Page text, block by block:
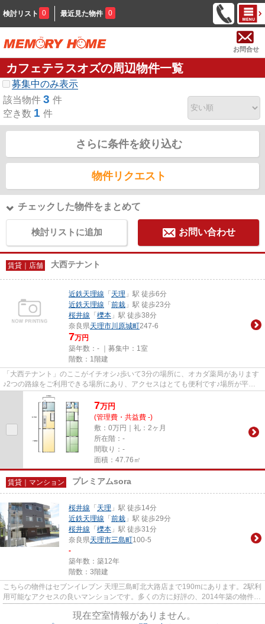
検討リスト 0 最近見た物件 0
お問合せ
カフェテラスオズの周辺物件一覧
募集中のみ表示
該当物件 3 件
空き数 1 件
さらに条件を絞り込む
物件リクエスト
チェックした物件をまとめて
検討リストに追加 お問い合わせ
賃貸｜店舗 大西テナント
近鉄天理線 「 天理 」駅 徒歩6分
近鉄天理線 「 前栽 」駅 徒歩23分
桜井線 「 櫟本 」駅 徒歩38分
奈良県天理市川原城町247-6
7万円
築年数：- ｜募集中： 1室
階数：1階建
「大西テナント」のここがイチオシ♪歩いて3分の場所に、オカダ薬局があります
♪2つの路線をご利用できる場所にあり、アクセスはとても便利です♪場所が平坦
なのは、ランニングをする上で...
7万円
(管理費・共益費 -)
敷：0万円｜礼：2ヶ月
所在階：-
間取り：-
面積：47.76㎡
賃貸｜マンション プレミアムsora
桜井線 「 天理 」駅 徒歩14分
近鉄天理線 「 前栽 」駅 徒歩29分
桜井線 「 櫟本 」駅 徒歩31分
奈良県天理市三島町100-5
-
築年数：築12年
階数：3階建
こちらの物件はセブンイレブン 天理三島町北大路店まで190mにあります。2駅利
用可能なアクセスの良いマンションです。多くの方に好評の、2014年築の物件と
現在空室情報がありません。